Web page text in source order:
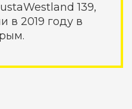
139,
в 2019 году в